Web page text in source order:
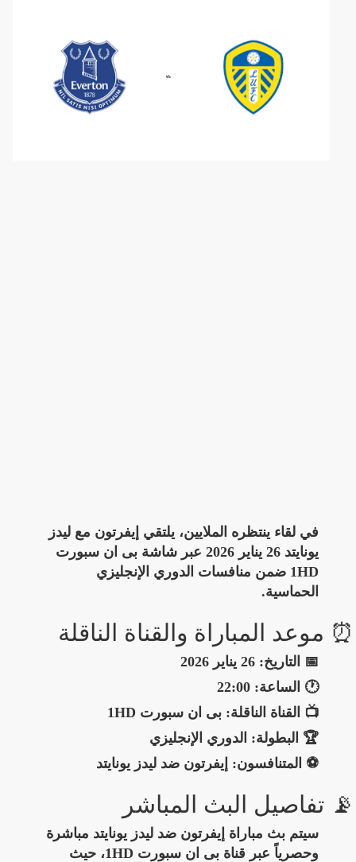
في لقاء ينتظره الملايين، يلتقي إيفرتون مع ليدز
يونايتد 26 يناير 2026 عبر شاشة بى ان سبورت
1HD ضمن منافسات الدوري الإنجليزي
الحماسية.
⏰ موعد المباراة والقناة الناقلة
📅 التاريخ: 26 يناير 2026
🕐 الساعة: 22:00
📺 القناة الناقلة: بى ان سبورت 1HD
🏆 البطولة: الدوري الإنجليزي
⚽ المتنافسون: إيفرتون ضد ليدز يونايتد
📡 تفاصيل البث المباشر
سيتم بث مباراة إيفرتون ضد ليدز يونايتد مباشرة
وحصرياً عبر قناةبى ان سبورت 1HD
، حيث